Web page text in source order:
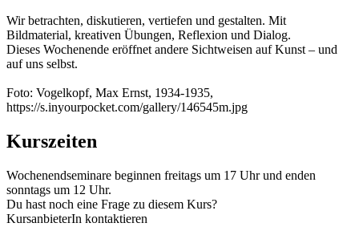
Wir betrachten, diskutieren, vertiefen und gestalten. Mit
Bildmaterial, kreativen Übungen, Reflexion und Dialog.
Dieses Wochenende eröffnet andere Sichtweisen auf Kunst – und
auf uns selbst.
Foto: Vogelkopf, Max Ernst, 1934-1935,
https://s.inyourpocket.com/gallery/146545m.jpg
Kurszeiten
Wochenendseminare beginnen freitags um 17 Uhr und enden
sonntags um 12 Uhr.
Du hast noch eine Frage zu diesem Kurs?
KursanbieterIn kontaktieren